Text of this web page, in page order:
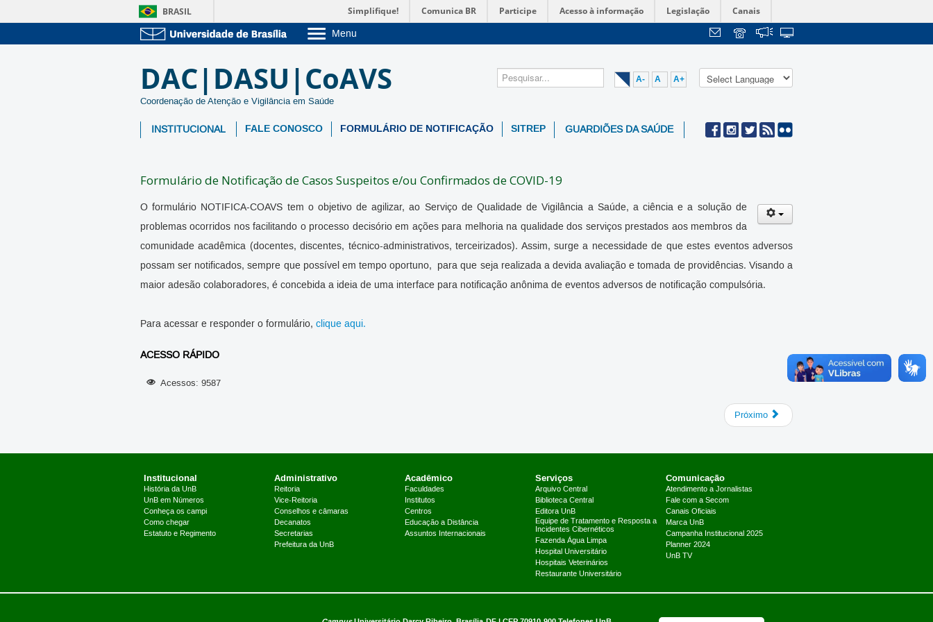
BRASIL Simplifique! Comunica BR Participe Acesso à informação Legislação Canais
Menu
Estude na UnB
Graduação
Pós-Graduação
Servidor
DAC|DASU|CoAVS
Coordenação de Atenção e Vigilância em Saúde
A- A A+
INSTITUCIONAL FALE CONOSCO FORMULÁRIO DE NOTIFICAÇÃO SITREP GUARDIÕES DA SAÚDE
Formulário de Notificação de Casos Suspeitos e/ou Confirmados de COVID-19
O formulário NOTIFICA-COAVS tem o objetivo de agilizar, ao Serviço de Qualidade de Vigilância a Saúde, a ciência e a solução de
problemas ocorridos nos facilitando o processo decisório em ações para melhoria na qualidade dos serviços prestados aos membros da
comunidade acadêmica (docentes, discentes, técnico-administrativos, terceirizados). Assim, surge a necessidade de que estes eventos adversos
possam ser notificados, sempre que possível em tempo oportuno, para que seja realizada a devida avaliação e tomada de providências. Visando a
maior adesão colaboradores, é concebida a ideia de uma interface para notificação anônima de eventos adversos de notificação compulsória.
Para acessar e responder o formulário, clique aqui.
ACESSO RÁPIDO
Acessos: 9587
Próximo
Institucional
História da UnB
UnB em Números
Conheça os campi
Como chegar
Estatuto e Regimento
Administrativo
Reitoria
Vice-Reitoria
Conselhos e câmaras
Decanatos
Secretarias
Prefeitura da UnB
Acadêmico
Faculdades
Institutos
Centros
Educação a Distância
Assuntos Internacionais
Serviços
Arquivo Central
Biblioteca Central
Editora UnB
Equipe de Tratamento e Resposta a
Incidentes Cibernéticos
Fazenda Água Limpa
Hospital Universitário
Hospitais Veterinários
Restaurante Universitário
Comunicação
Atendimento a Jornalistas
Fale com a Secom
Canais Oficiais
Marca UnB
Campanha Institucional 2025
Planner 2024
UnB TV